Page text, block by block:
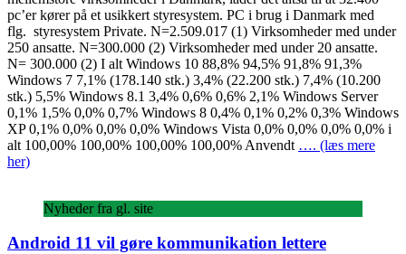
pc’er kører på et usikkert styresystem. PC i brug i Danmark med
flg. styresystem Private. N=2.509.017 (1) Virksomheder med under
250 ansatte. N=300.000 (2) Virksomheder med under 20 ansatte.
N= 300.000 (2) I alt Windows 10 88,8% 94,5% 91,8% 91,3%
Windows 7 7,1% (178.140 stk.) 3,4% (22.200 stk.) 7,4% (10.200
stk.) 5,5% Windows 8.1 3,4% 0,6% 0,6% 2,1% Windows Server
0,1% 1,5% 0,0% 0,7% Windows 8 0,4% 0,1% 0,2% 0,3% Windows
XP 0,1% 0,0% 0,0% 0,0% Windows Vista 0,0% 0,0% 0,0% 0,0% i
alt 100,00% 100,00% 100,00% 100,00% Anvendt …. (læs mere
her)
Nyheder fra gl. site
Android 11 vil gøre kommunikation lettere